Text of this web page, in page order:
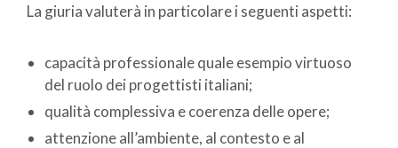
La giuria valuterà in particolare i seguenti aspetti:
capacità professionale quale esempio virtuoso
del ruolo dei progettisti italiani;
qualità complessiva e coerenza delle opere;
attenzione all’ambiente, al contesto e al